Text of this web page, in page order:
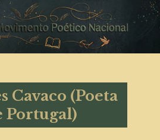
Cavaco (Poeta
Portugal)